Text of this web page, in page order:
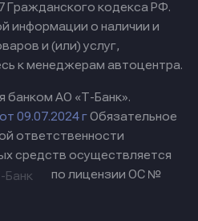
Гражданского кодекса РФ.
информации о наличии и
и (или) услуг,
к менеджерам автоцентра.
банком АО «Т-Банк».
09.07.2024 гОбязательное
ответственности
средств осуществляется
по лицензии ОС №